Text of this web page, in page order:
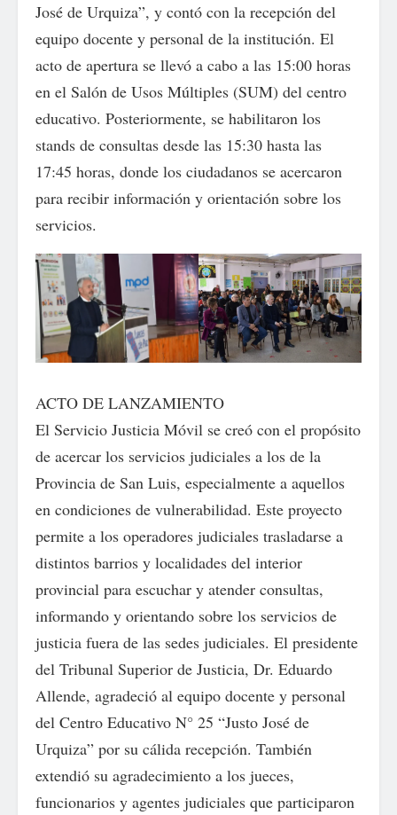
José de Urquiza”, y contó con la recepción del
equipo docente y personal de la institución. El
acto de apertura se llevó a cabo a las 15:00 horas
en el Salón de Usos Múltiples (SUM) del centro
educativo. Posteriormente, se habilitaron los
stands de consultas desde las 15:30 hasta las
17:45 horas, donde los ciudadanos se acercaron
para recibir información y orientación sobre los
servicios.
ACTO DE LANZAMIENTO
El Servicio Justicia Móvil se creó con el propósito
de acercar los servicios judiciales a los de la
Provincia de San Luis, especialmente a aquellos
en condiciones de vulnerabilidad. Este proyecto
permite a los operadores judiciales trasladarse a
distintos barrios y localidades del interior
provincial para escuchar y atender consultas,
informando y orientando sobre los servicios de
justicia fuera de las sedes judiciales. El presidente
del Tribunal Superior de Justicia, Dr. Eduardo
Allende, agradeció al equipo docente y personal
del Centro Educativo N° 25 “Justo José de
Urquiza” por su cálida recepción. También
extendió su agradecimiento a los jueces,
funcionarios y agentes judiciales que participaron